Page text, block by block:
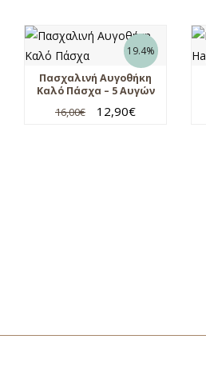
19.4%
Πασχαλινή Αυγοθήκη
Καλό Πάσχα – 5 Αυγών
16,00€ 12,90€